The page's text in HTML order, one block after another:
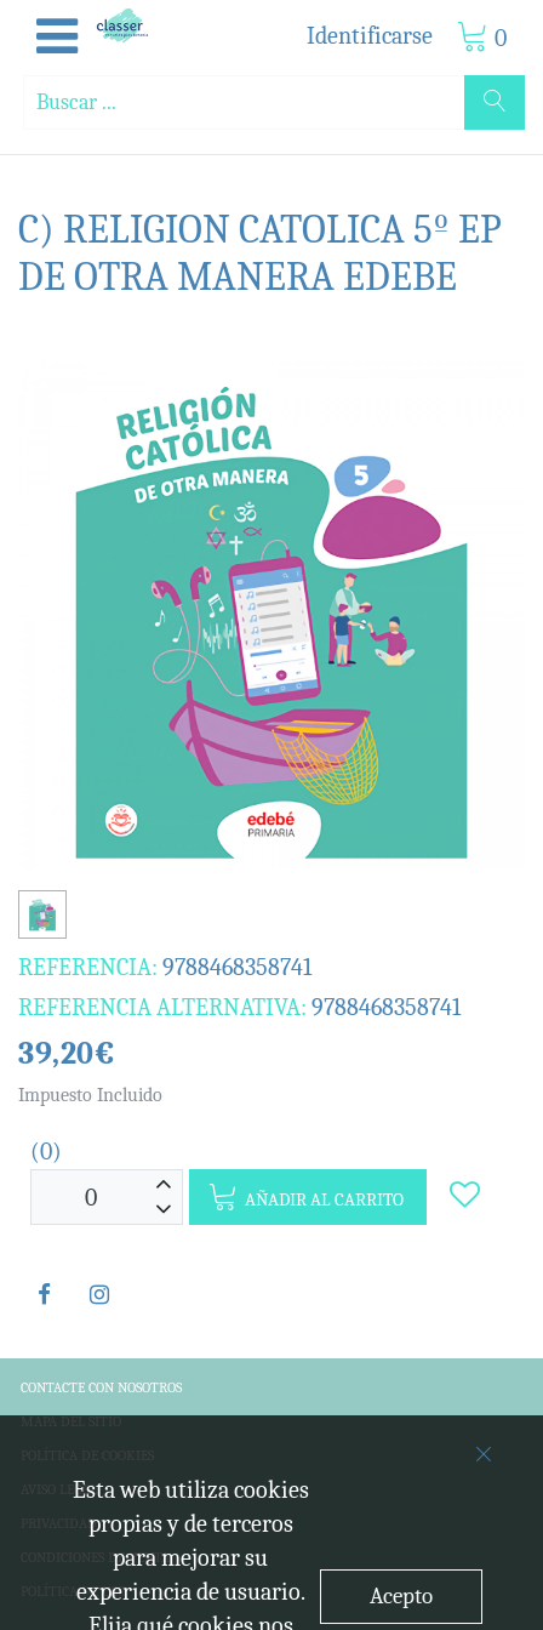
Identificarse 0
C) RELIGION CATOLICA 5º EP
DE OTRA MANERA EDEBE
REFERENCIA: 9788468358741
REFERENCIA ALTERNATIVA: 9788468358741
39,20€
Impuesto Incluido
(0)
AÑADIR AL CARRITO
CONTACTE CON NOSOTROS
MAPA DEL SITIO
POLÍTICA DE COOKIES
AVISO LEGAL
PRIVACIDAD
CONDICIONES DE VENTA
POLÍTICA DE USO
Esta web utiliza cookies
propias y de terceros
para mejorar su
experiencia de usuario.
Acepto